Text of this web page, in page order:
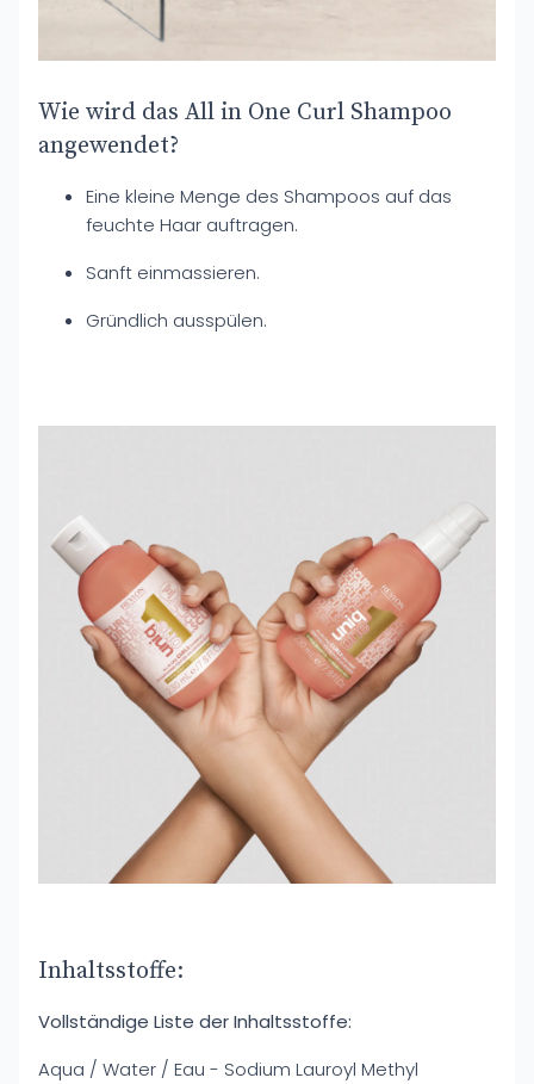
Wie wird das All in One Curl Shampoo
angewendet?
Eine kleine Menge des Shampoos auf das
feuchte Haar auftragen.
Sanft einmassieren.
Gründlich ausspülen.
Inhaltsstoffe:
Vollständige Liste der Inhaltsstoffe:
Aqua / Water / Eau - Sodium Lauroyl Methyl